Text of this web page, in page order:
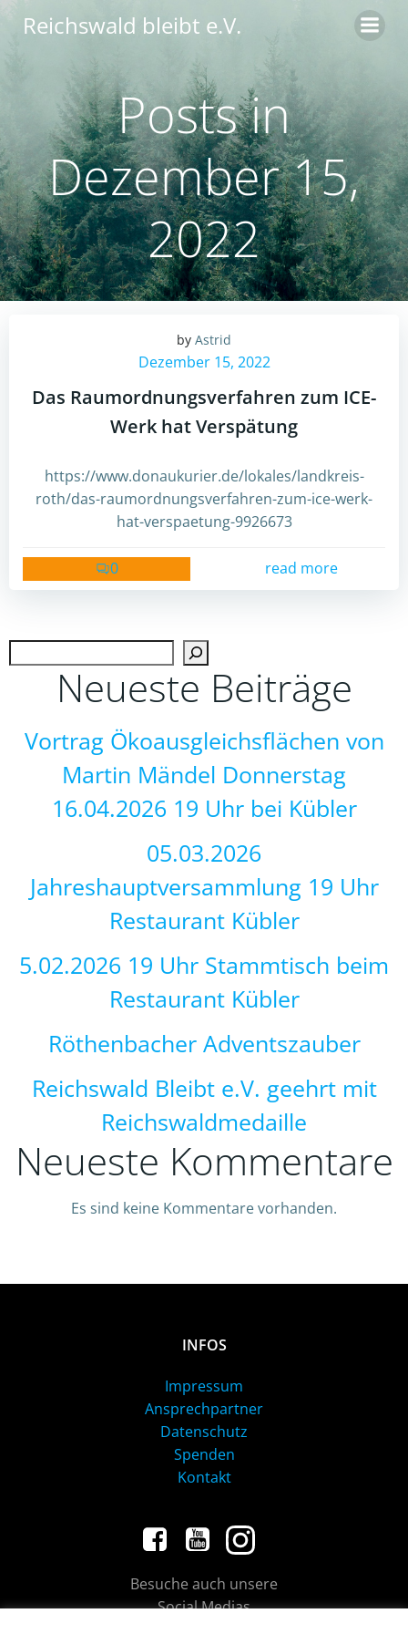
Inhalt
Reichswald bleibt e.V.
Posts in
Dezember 15,
2022
by Astrid
Dezember 15, 2022
Das Raumordnungsverfahren zum ICE-
Werk hat Verspätung
https://www.donaukurier.de/lokales/landkreis-
roth/das-raumordnungsverfahren-zum-ice-werk-
hat-verspaetung-9926673
0 read more
Neueste Beiträge
Vortrag Ökoausgleichsflächen von
Martin Mändel Donnerstag
16.04.2026 19 Uhr bei Kübler
05.03.2026
Jahreshauptversammlung 19 Uhr
Restaurant Kübler
5.02.2026 19 Uhr Stammtisch beim
Restaurant Kübler
Röthenbacher Adventszauber
Reichswald Bleibt e.V. geehrt mit
Reichswaldmedaille
Neueste Kommentare
Es sind keine Kommentare vorhanden.
INFOS
Impressum
Ansprechpartner
Datenschutz
Spenden
Kontakt
Besuche auch unsere
Social Medias